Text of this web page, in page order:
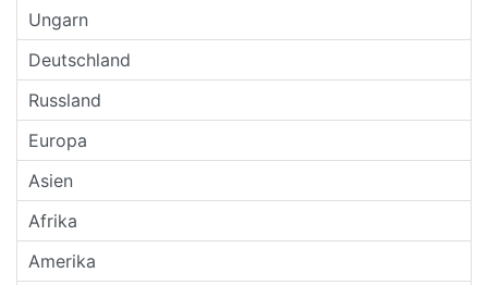
Ungarn
Deutschland
Russland
Europa
Asien
Afrika
Amerika